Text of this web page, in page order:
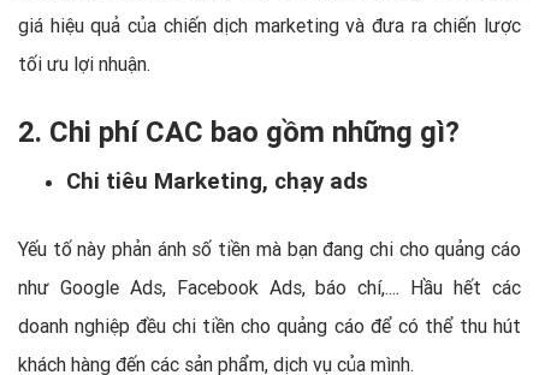
giá hiệu quả của chiến dịch marketing và đưa ra chiến lược
tối ưu lợi nhuận.
2. Chi phí CAC bao gồm những gì?
Chi tiêu Marketing, chạy ads
Yếu tố này phản ánh số tiền mà bạn đang chi cho quảng cáo
như Google Ads, Facebook Ads, báo chí,.... Hầu hết các
doanh nghiệp đều chi tiền cho quảng cáo để có thể thu hút
khách hàng đến các sản phẩm, dịch vụ của mình.